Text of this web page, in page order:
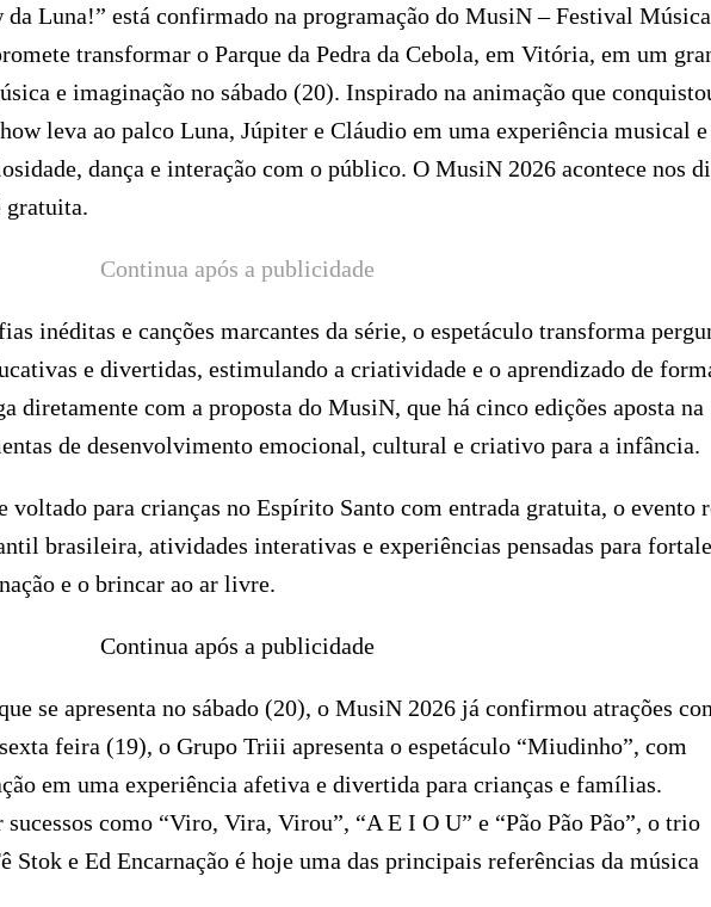
Luna!” está confirmado na programação do MusiN – Festival
transformar o Parque da Pedra da Cebola, em Vitória, em um
e imaginação no sábado (20). Inspirado na animação que
leva ao palco Luna, Júpiter e Cláudio em uma experiência musical e
dança e interação com o público. O MusiN 2026 acontece nos
gratuita.
Continua após a publicidade
inéditas e canções marcantes da série, o espetáculo transforma
e divertidas, estimulando a criatividade e o aprendizado de
diretamente com a proposta do MusiN, que há cinco edições aposta na
de desenvolvimento emocional, cultural e criativo para a infância.
para crianças no Espírito Santo com entrada gratuita, o evento
brasileira, atividades interativas e experiências pensadas para
e o brincar ao ar livre.
Continua após a publicidade
se apresenta no sábado (20), o MusiN 2026 já confirmou atrações
feira (19), o Grupo Triii apresenta o espetáculo “Miudinho”, com
em uma experiência afetiva e divertida para crianças e famílias.
como “Viro, Vira, Virou”, “A E I O U” e “Pão Pão Pão”, o trio
e Ed Encarnação é hoje uma das principais referências da música